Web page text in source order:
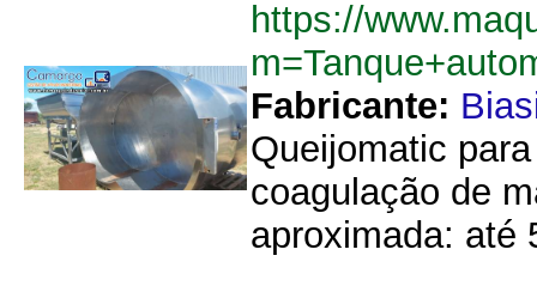
https://
Fabricante:
Queijomatic
coagulação de
aproximada: até